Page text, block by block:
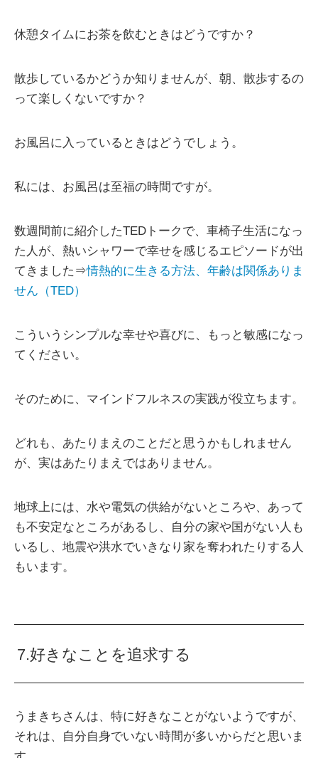
休憩タイムにお茶を飲むときはどうですか？
散歩しているかどうか知りませんが、朝、散歩するの
って楽しくないですか？
お風呂に入っているときはどうでしょう。
私には、お風呂は至福の時間ですが。
数週間前に紹介したTEDトークで、車椅子生活になっ
た人が、熱いシャワーで幸せを感じるエピソードが出
てきました⇒情熱的に生きる方法、年齢は関係ありま
せん（TED）
こういうシンプルな幸せや喜びに、もっと敏感になっ
てください。
そのために、マインドフルネスの実践が役立ちます。
どれも、あたりまえのことだと思うかもしれません
が、実はあたりまえではありません。
地球上には、水や電気の供給がないところや、あって
も不安定なところがあるし、自分の家や国がない人も
いるし、地震や洪水でいきなり家を奪われたりする人
もいます。
7.好きなことを追求する
うまきちさんは、特に好きなことがないようですが、
それは、自分自身でいない時間が多いからだと思いま